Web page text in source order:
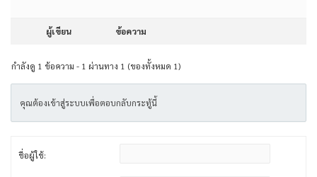
ผู้เขียน ข้อความ
กำลังดู 1 ข้อความ - 1 ผ่านทาง 1 (ของทั้งหมด 1)
คุณต้องเข้าสู่ระบบเพื่อตอบกลับกระทู้นี้
ชื่อผู้ใช้: